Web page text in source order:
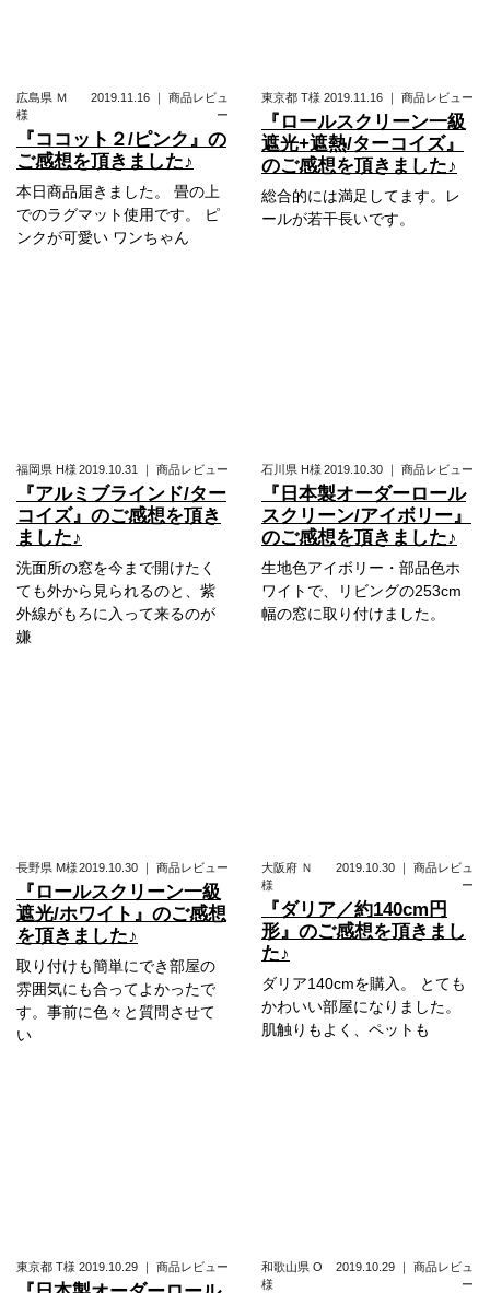
広島県 Ｍ
様
2019.11.16 ｜ 商品レビュ
ー
『ココット２/ピンク』の
ご感想を頂きました♪
本日商品届きました。 畳の上
でのラグマット使用です。 ピ
ンクが可愛い ワンちゃん
東京都 T様 2019.11.16 ｜ 商品レビュー
『ロールスクリーン一級
遮光+遮熱/ターコイズ』
のご感想を頂きました♪
総合的には満足してます。レ
ールが若干長いです。
福岡県 H様2019.10.31 ｜ 商品レビュー
『アルミブラインド/ター
コイズ』のご感想を頂き
ました♪
洗面所の窓を今まで開けたく
ても外から見られるのと、紫
外線がもろに入って来るのが
嫌
石川県 H様2019.10.30 ｜ 商品レビュー
『日本製オーダーロール
スクリーン/アイボリー』
のご感想を頂きました♪
生地色アイボリー・部品色ホ
ワイトで、リビングの253cm
幅の窓に取り付けました。
長野県 M様2019.10.30 ｜ 商品レビュー
『ロールスクリーン一級
遮光/ホワイト』のご感想
を頂きました♪
取り付けも簡単にでき部屋の
雰囲気にも合ってよかったで
す。事前に色々と質問させて
い
大阪府 Ｎ
様
2019.10.30 ｜ 商品レビュ
ー
『ダリア／約140cm円
形』のご感想を頂きまし
た♪
ダリア140cmを購入。 とても
かわいい部屋になりました。
肌触りもよく、ペットも
東京都 T様 2019.10.29 ｜ 商品レビュー 和歌山県 O
様
2019.10.29 ｜ 商品レビュ
ー